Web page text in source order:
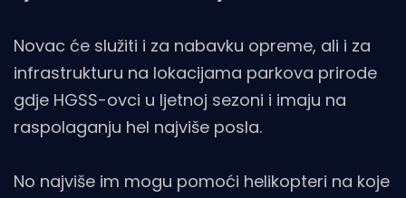
Novac će služiti i za nabavku opreme, ali i za
infrastrukturu na lokacijama parkova prirode
gdje HGSS-ovci u ljetnoj sezoni i imaju na
raspolaganju hel najviše posla.
No najviše im mogu pomoći helikopteri na koje